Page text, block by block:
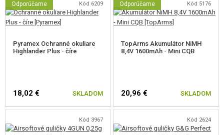
Odporúčame Kód 6209
Pyramex Ochranné okuliare
Highlander Plus - číre
18,02 € SKLADOM
Odporúčame Kód 5176
TopArms Akumulátor NiMH
8,4V 1600mAh - Mini CQB
20,96 € SKLADOM
Kód 3967 Kód 2624